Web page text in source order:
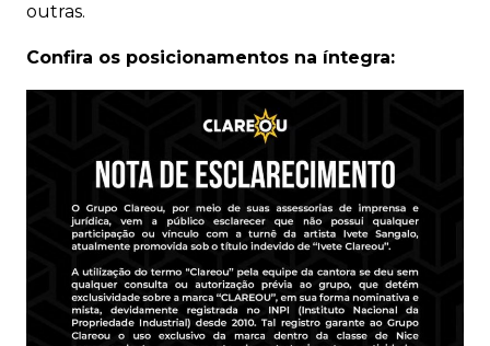
outras.
Confira os posicionamentos na íntegra: